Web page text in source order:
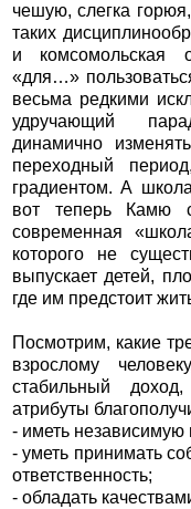
чешую, слегка
таких
и комсомольская
«для…»
весьма редкими
удручающий
динамично
переходный
градиентом. А
вот теперь Камю
современная
которого не
выпускает детей,
где им предстоит
Посмотрим, какие
взрослому
стабильный
атрибуты
- иметь независимую
- уметь принимать
ответственность;
- обладать